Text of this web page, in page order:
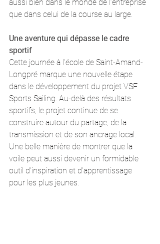
aussi bien dans le monde de l’entreprise
que dans celui de la course au large.
Une aventure qui dépasse le cadre
sportif
Cette journée à l’école de Saint-Amand-
Longpré marque une nouvelle étape
dans le développement du projet VSF
Sports Sailing. Au-delà des résultats
sportifs, le projet continue de se
construire autour du partage, de la
transmission et de son ancrage local.
Une belle manière de montrer que la
voile peut aussi devenir un formidable
outil d’inspiration et d’apprentissage
pour les plus jeunes.